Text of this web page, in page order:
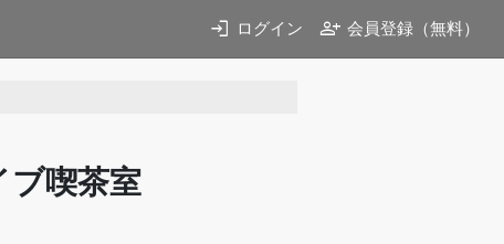
login ログイン person_add 会員登録（無料）
喫茶室